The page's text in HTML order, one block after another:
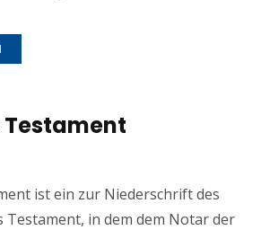
ist ein zur Niederschrift des
in dem dem Notar der